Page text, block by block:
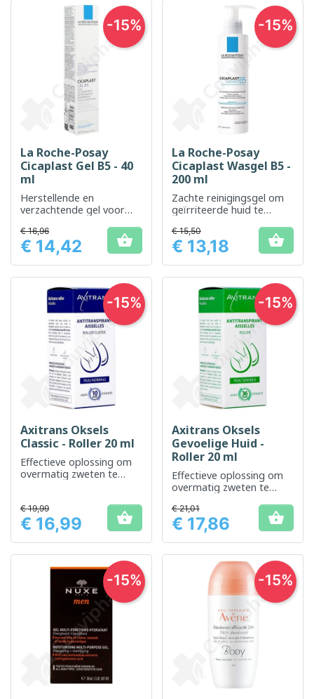
La Roche-Posay
Cicaplast Gel B5 - 40
ml
Herstellende en
verzachtende gel voor
geïrriteerde huid
Prijs
€ 16,96
€ 14,42 
-15%
La Roche-Posay
Cicaplast Wasgel B5 -
200 ml
Zachte reinigingsgel om
geïrriteerde huid te
Prijs
€ 15,50
€ 13,18 
-15%
Axitrans Oksels
Classic - Roller 20 ml
Effectieve oplossing om
overmatig zweten te
Prijs
€ 19,99
€ 16,99 
-15%
Axitrans Oksels
Gevoelige Huid -
Roller 20 ml
Effectieve oplossing om
overmatig zweten te
gevoelige huid te
verzorgen.
Prijs
€ 21,01
€ 17,86 
-15%
-15% -15%